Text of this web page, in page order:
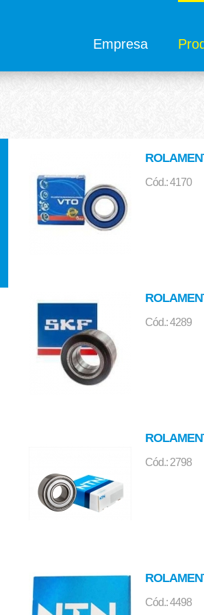
Empresa
Cód.: 4170
Cód.: 4289
Cód.: 2798
Cód.: 4498